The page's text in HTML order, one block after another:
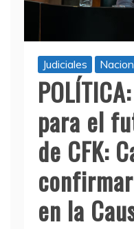
Judiciales
para el
de CFK:
en la